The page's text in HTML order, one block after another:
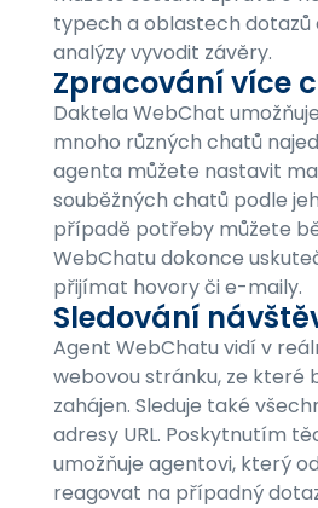
typech a oblastech dotazů
analýzy vyvodit závěry.
Zpracování více
Daktela WebChat
mnoho různých chatů
agenta můžete nastavit
souběžných chatů podle
případě potřeby můžete
WebChatu dokonce
přijímat hovory či e-maily.
Sledování
Agent WebChatu vidí v
webovou stránku, ze které
zahájen. Sleduje také
adresy URL. Poskytnutím
umožňuje agentovi, který
reagovat na případný